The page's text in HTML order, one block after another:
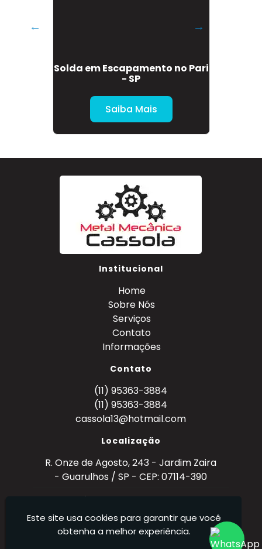
Solda em Escapamento no Pari
- SP
Saiba Mais
Institucional
Home
Sobre Nós
Serviços
Contato
Informações
Contato
(11) 95363-3884
(11) 95363-3884
cassola13@hotmail.com
Localização
R. Onze de Agosto, 243 - Jardim Zaira
- Guarulhos / SP - CEP: 07114-390
Metal Mecânica Cassola - Metalurgia – Ferro,
Este site usa cookies para garantir que você
obtenha a melhor experiência.